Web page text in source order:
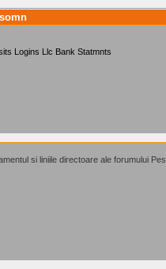
Logins Llc Bank Statmnts
si liniile directoare ale forumului